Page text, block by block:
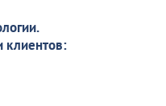
клиентов: